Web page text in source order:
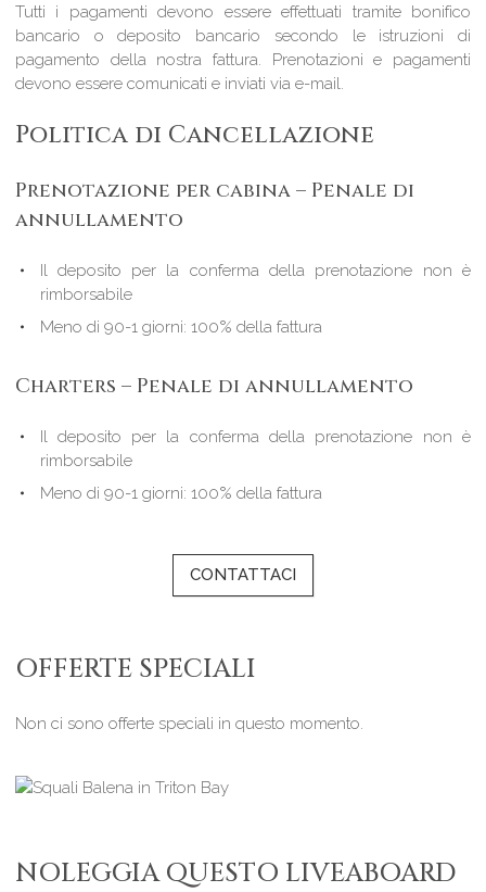
Tutti i pagamenti devono essere effettuati tramite bonifico
bancario o deposito bancario secondo le istruzioni di
pagamento della nostra fattura. Prenotazioni e pagamenti
devono essere comunicati e inviati via e-mail.
Politica di Cancellazione
Prenotazione per cabina – Penale di
annullamento
Il deposito per la conferma della prenotazione non è
rimborsabile
Meno di 90-1 giorni: 100% della fattura
Charters – Penale di annullamento
Il deposito per la conferma della prenotazione non è
rimborsabile
Meno di 90-1 giorni: 100% della fattura
CONTATTACI
OFFERTE SPECIALI
Non ci sono offerte speciali in questo momento.
NOLEGGIA QUESTO LIVEABOARD